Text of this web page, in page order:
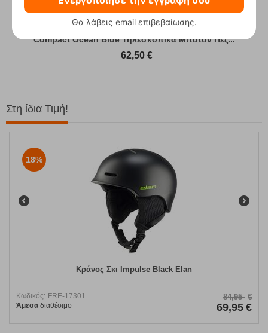
Compact Ocean Blue Τηλεσκοπικά Μπατόν Πεζ...
62,50 €
Στη ίδια Τιμή!
18%
Κράνος Σκι Impulse Black Elan
Κωδικός: FRE-17301
Άμεσα διαθέσιμο
84,95 €
69,95 €
Θα λάβεις email επιβεβαίωσης.